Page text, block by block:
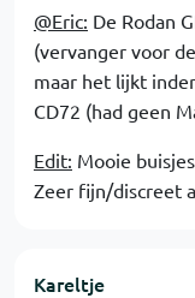
@Eric: De Rodan
(vervanger voor
maar het lijkt
CD72 (had geen
Edit: Mooie
Zeer fijn/discreet
Kareltje